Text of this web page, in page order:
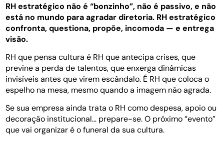
RH estratégico não é “bonzinho”, não é passivo, e não
está no mundo para agradar diretoria. RH estratégico
confronta, questiona, propõe, incomoda — e entrega
visão.
RH que pensa cultura é RH que antecipa crises, que
previne a perda de talentos, que enxerga dinâmicas
invisíveis antes que virem escândalo. É RH que coloca o
espelho na mesa, mesmo quando a imagem não agrada.
Se sua empresa ainda trata o RH como despesa, apoio ou
decoração institucional… prepare-se. O próximo “evento”
que vai organizar é o funeral da sua cultura.